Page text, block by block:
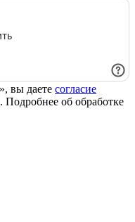
вы даете согласие
об обработке